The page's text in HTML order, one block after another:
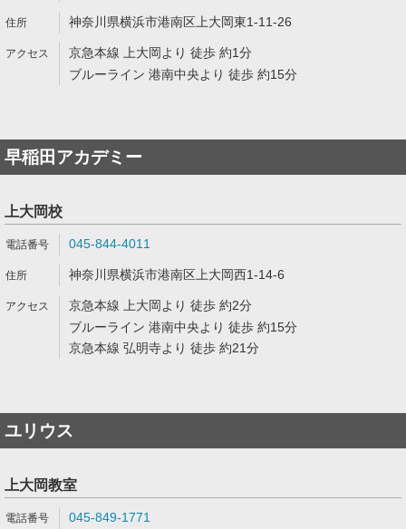
神奈川県横浜市港南区上大岡東1-11-26
京急本線 上大岡より 徒歩 約1分
ブルーライン 港南中央より 徒歩 約15分
早稲田アカデミー
上大岡校
045-844-4011
神奈川県横浜市港南区上大岡西1-14-6
京急本線 上大岡より 徒歩 約2分
ブルーライン 港南中央より 徒歩 約15分
京急本線 弘明寺より 徒歩 約21分
ユリウス
上大岡教室
045-849-1771